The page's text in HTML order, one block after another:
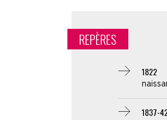
REPÈRES
1822
1837-